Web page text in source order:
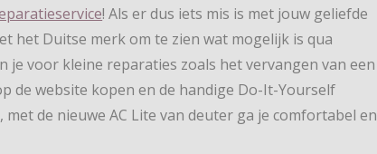
! Als er dus iets mis is met jouw geliefde
het Duitse merk om te zien wat mogelijk is qua
je voor kleine reparaties zoals het vervangen van een
de website kopen en de handige Do-It-Yourself
de nieuwe AC Lite van deuter ga je comfortabel en